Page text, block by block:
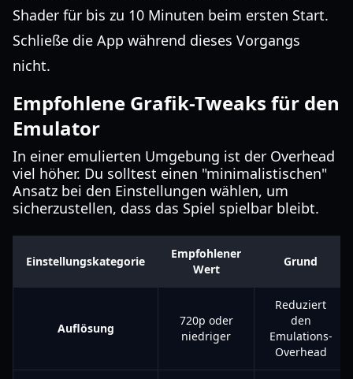
Shader für bis zu 10 Minuten beim ersten Start.
Schließe die App während dieses Vorgangs
nicht.
Empfohlene Grafik-Tweaks für den
Emulator
In einer emulierten Umgebung ist der Overhead
viel höher. Du solltest einen "minimalistischen"
Ansatz bei den Einstellungen wählen, um
sicherzustellen, dass das Spiel spielbar bleibt.
Einstellungskategorie
Empfohlener
Wert
Grund
Auflösung
720p oder
niedriger
Reduziert
den
Emulations-
Overhead